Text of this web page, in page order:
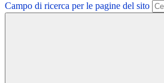
Campo di ricerca per le pagine del sito